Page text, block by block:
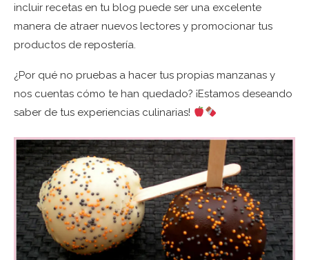
incluir recetas en tu blog puede ser una excelente
manera de atraer nuevos lectores y promocionar tus
productos de repostería.
¿Por qué no pruebas a hacer tus propias manzanas y
nos cuentas cómo te han quedado? ¡Estamos deseando
saber de tus experiencias culinarias!